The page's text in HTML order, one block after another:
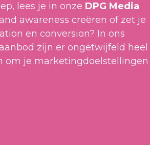
lees je in onze DPG Media
awareness creëren of zet je
en conversion? In ons
zijn er ongetwijfeld heel
om je marketingdoelstellingen